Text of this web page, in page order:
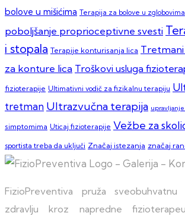
bolove u mišićima Terapija za bolove u zglobovima
poboljšanje proprioceptivne svesti
i stopala Terapije konturisanja lica
za konture lica Troškovi usluga
fizioterapije Ultimativni vodič za fizikalnu terapiju
tretman Ultrazvučna terapija
simptomima Uticaj fizioterapije Vežbe za
sportista treba da uključi Značaj istezanja značaj
FizioPreventiva pruža
zdravlju kroz napredne